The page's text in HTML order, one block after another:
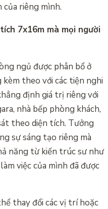
riêng mình.
7x16m mà mọi người
ngủ được phân bổ ở
theo với các tiện nghi
định giá trị riêng với
nhà bếp phòng khách,
theo diện tích. Tưởng
sự sáng tạo riêng mà
năng từ kiến trúc sư như
việc của mình đã được
thay đổi các vị trí hoặc